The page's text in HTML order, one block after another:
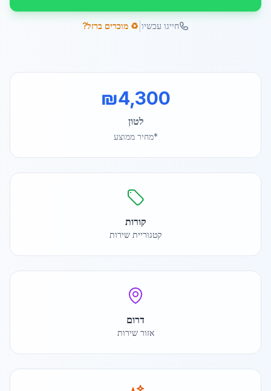
חייגו עכשיו ♻️ מוכרים ברזל?
₪4,300
לטון
*מחיר ממוצע
קורות
קטגוריית שירות
דרום
אזור שירות